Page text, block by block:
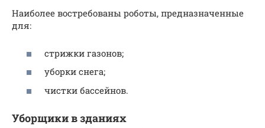
Наиболее востребованы роботы, предназначенные
для:
стрижки газонов;
уборки снега;
чистки бассейнов.
Уборщики в зданиях